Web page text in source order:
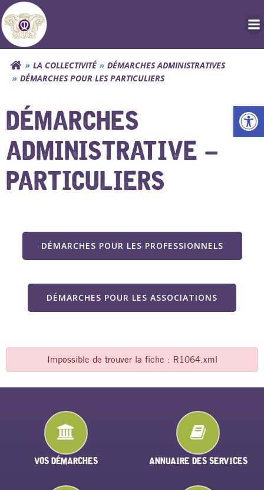
Aller
au
contenu
LA COLLECTIVITÉ
DÉMARCHES ADMINISTRATIVES
DÉMARCHES POUR LES PARTICULIERS
DÉMARCHES
ADMINISTRATIVE –
PARTICULIERS
DÉMARCHES POUR LES PROFESSIONNELS
DÉMARCHES POUR LES ASSOCIATIONS
Impossible de trouver la fiche : R1064.xml
VOS DÉMARCHES ANNUAIRE DES SERVICES